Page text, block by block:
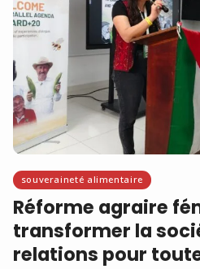
souveraineté alimentaire
Réforme agraire
transformer la
relations pour